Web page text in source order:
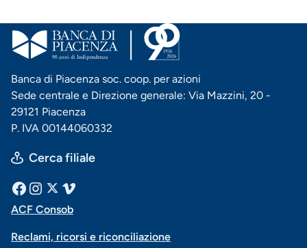
Banca di Piacenza soc. coop. per azioni
Sede centrale e Direzione generale: Via Mazzini, 20 -
29121 Piacenza
P. IVA 00144060332
Cerca filiale
Menu
social
Facebook
InstagramVimeo
Menu
ACF Consob
Reclami, ricorsi e riconciliazione